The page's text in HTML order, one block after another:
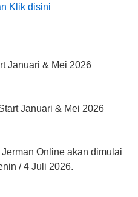
Klik disini
Januari & Mei 2026
Januari & Mei 2026
Online akan dimulai
/ 4 Juli 2026.